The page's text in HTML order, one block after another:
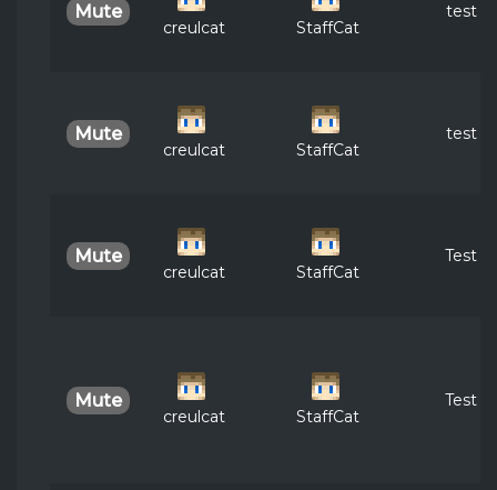
Mute
creulcat StaffCat
test
Mute
creulcat StaffCat
test
Mute
creulcat StaffCat
Test
Mute
creulcat StaffCat
Test